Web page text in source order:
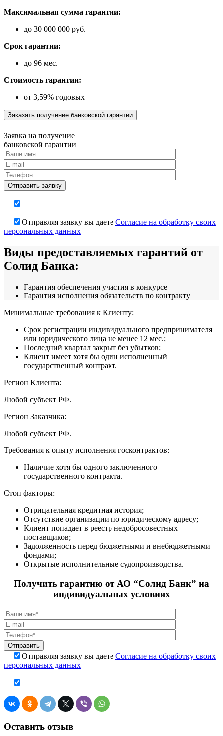
Максимальная сумма гарантии:
до 30 000 000 руб.
Срок гарантии:
до 96 мес.
Стоимость гарантии:
от 3,59% годовых
Заказать получение банковской гарантии
Заявка на получение
банковской гарантии
Отправляя заявку вы даете Согласие на обработку своих
персональных данных
Виды предоставляемых гарантий от
Солид Банка:
Гарантия обеспечения участия в конкурсе
Гарантия исполнения обязательств по контракту
Минимальные требования к Клиенту:
Срок регистрации индивидуального предпринимателя
или юридического лица не менее 12 мес.;
Последний квартал закрыт без убытков;
Клиент имеет хотя бы один исполненный
государственный контракт.
Регион Клиента:
Любой субъект РФ.
Регион Заказчика:
Любой субъект РФ.
Требования к опыту исполнения госконтрактов:
Наличие хотя бы одного заключенного
государственного контракта.
Стоп факторы:
Отрицательная кредитная история;
Отсутствие организации по юридическому адресу;
Клиент попадает в реестр недобросовестных
поставщиков;
Задолженность перед бюджетными и внебюджетными
фондами;
Открытые исполнительные судопроизводства.
Получить гарантию от АО “Солид Банк” на
индивидуальных условиях
Отправляя заявку вы даете Согласие на обработку своих
персональных данных
Оставить отзыв